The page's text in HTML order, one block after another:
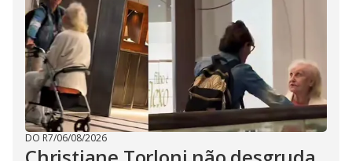
DO R7/06/08/2026